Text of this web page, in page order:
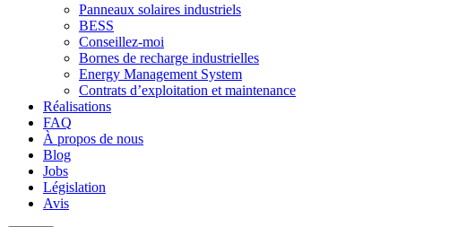
Panneaux solaires industriels
BESS
Conseillez-moi
Bornes de recharge industrielles
Energy Management System
Contrats d’exploitation et maintenance
Réalisations
FAQ
À propos de nous
Blog
Jobs
Législation
Avis